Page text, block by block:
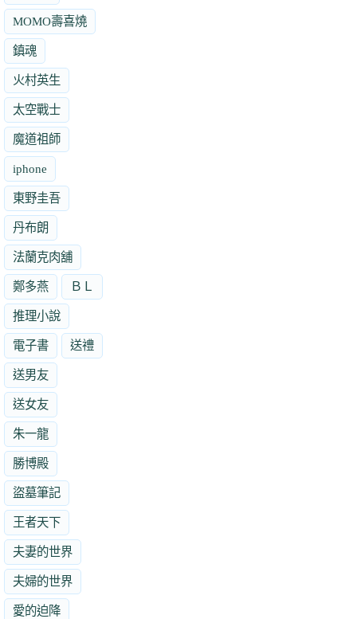
MOMO壽喜燒
鎮魂
火村英生
太空戰士
魔道祖師
iphone
東野圭吾
丹布朗
法蘭克肉舖
鄭多燕 ＢＬ
推理小說
電子書 送禮
送男友
送女友
朱一龍
勝博殿
盜墓筆記
王者天下
夫妻的世界
夫婦的世界
愛的迫降